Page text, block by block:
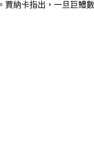
納卡指出，一旦巨鱧